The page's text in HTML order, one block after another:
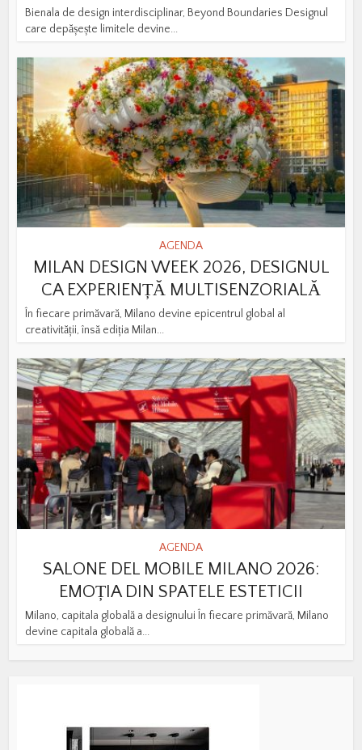
Bienala de design interdisciplinar, Beyond Boundaries Designul
care depășește limitele devine...
AGENDA
MILAN DESIGN WEEK 2026, DESIGNUL
CA EXPERIENȚĂ MULTISENZORIALĂ
În fiecare primăvară, Milano devine epicentrul global al
creativității, însă ediția Milan...
AGENDA
SALONE DEL MOBILE MILANO 2026:
EMOȚIA DIN SPATELE ESTETICII
Milano, capitala globală a designului În fiecare primăvară, Milano
devine capitala globală a...